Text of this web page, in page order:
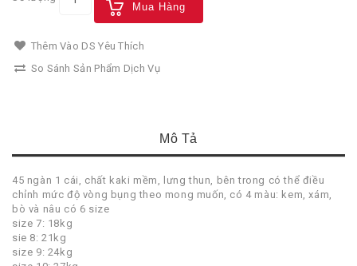
Mua Hàng
Thêm Vào DS Yêu Thích
So Sánh Sản Phẩm Dịch Vụ
Mô Tả
45 ngàn 1 cái, chất kaki mềm, lưng thun, bên trong có thể điều
chỉnh mức độ vòng bụng theo mong muốn, có 4 màu: kem, xám,
bò và nâu có 6 size
size 7: 18kg
sie 8: 21kg
size 9: 24kg